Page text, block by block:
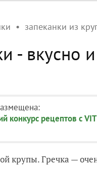
запеканки из
- вкусно
конкурс рецептов с
крупы. Гречка —